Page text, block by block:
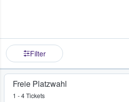
Filter
Freie Platzwahl
1 - 4 Tickets